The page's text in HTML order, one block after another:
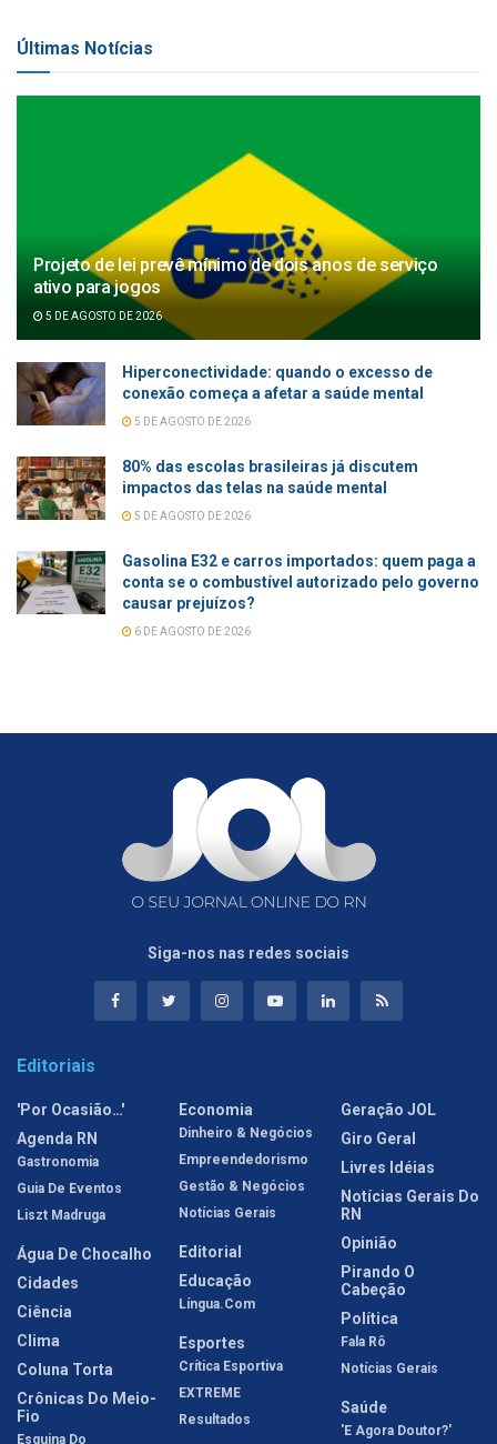
Últimas Notícias
Projeto de lei prevê mínimo de dois anos de serviço
ativo para jogos
5 DE AGOSTO DE 2026
Hiperconectividade: quando o excesso de
conexão começa a afetar a saúde mental
5 DE AGOSTO DE 2026
80% das escolas brasileiras já discutem
impactos das telas na saúde mental
5 DE AGOSTO DE 2026
Gasolina E32 e carros importados: quem paga a
conta se o combustível autorizado pelo governo
causar prejuízos?
6 DE AGOSTO DE 2026
Siga-nos nas redes sociais
Editoriais
'Por Ocasião…'
Agenda RN
Gastronomia
Guia De Eventos
Liszt Madruga
Água De Chocalho
Cidades
Ciência
Clima
Coluna Torta
Crônicas Do Meio-
Fio
Esquina Do
Economia
Dinheiro & Negócios
Empreendedorismo
Gestão & Negócios
Notícias Gerais
Editorial
Educação
Língua.com
Esportes
Crítica Esportiva
EXTREME
Resultados
Geração JOL
Giro Geral
Livres Idéias
Notícias Gerais Do
RN
Opinião
Pirando O
Cabeção
Política
Fala Rô
Notícias Gerais
Saúde
'E Agora Doutor?'